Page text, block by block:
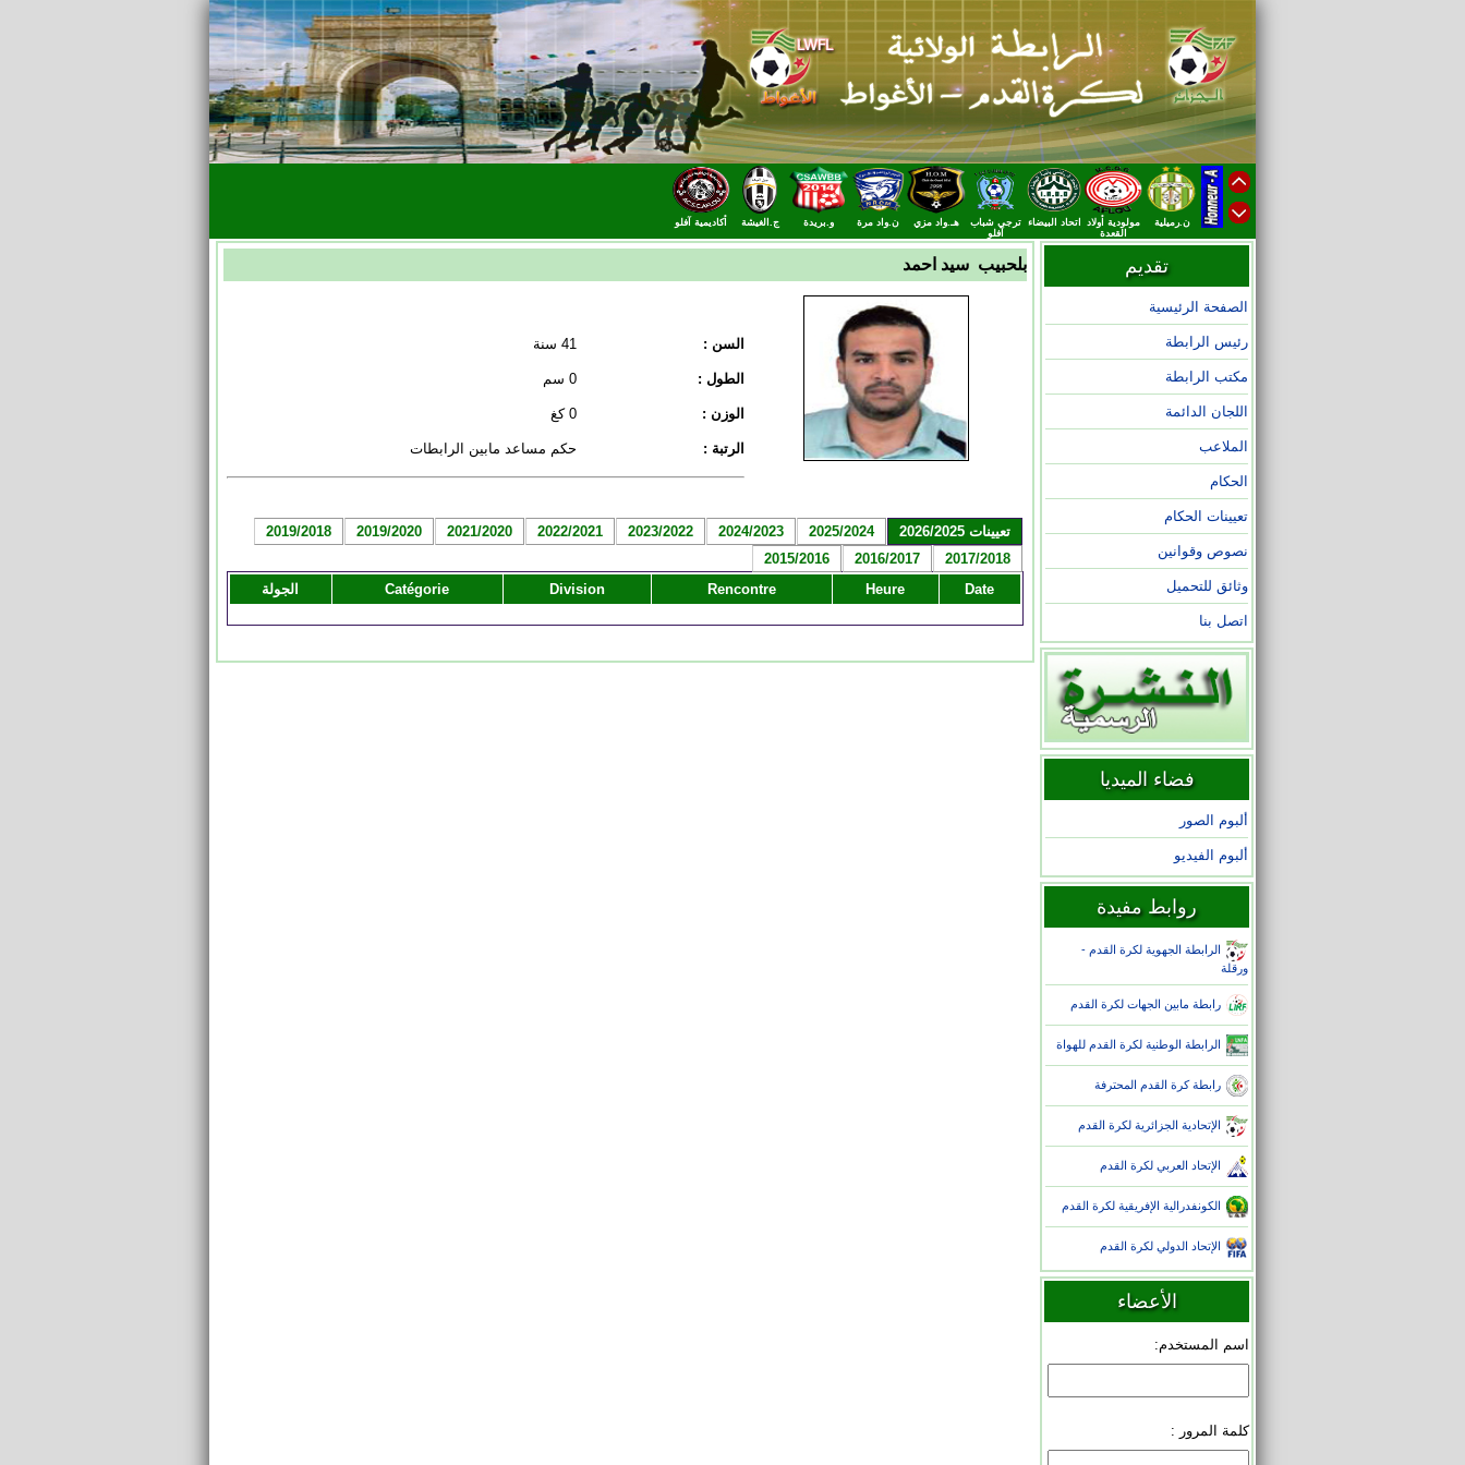
ن.رميلية
مولودية أولاد
القعدة
اتحاد البيضاء
ترجي شباب
آفلو
هـ.واد مزي ن.واد مرة و.بريدة ج.الغيشة أكاديمية آفلو
تقديم
الصفحة الرئيسية
رئيس الرابطة
مكتب الرابطة
اللجان الدائمة
الملاعب
الحكام
تعيينات الحكام
نصوص وقوانين
وثائق للتحميل
اتصل بنا
فضاء الميديا
ألبوم الصور
ألبوم الفيديو
روابط مفيدة
الرابطة الجهوية لكرة القدم -
ورقلة
رابطة مابين الجهات لكرة القدم
الرابطة الوطنية لكرة القدم للهواة
رابطة كرة القدم المحترفة
الإتحادية الجزائرية لكرة القدم
الإتحاد العربي لكرة القدم
الكونفدرالية الإفريقية لكرة القدم
الإتحاد الدولي لكرة القدم
الأعضاء
اسم المستخدم:
كلمة المرور :
بلحبيب سيد احمد
السن : 41 سنة
الطول : 0 سم
الوزن : 0 كغ
الرتبة : حكم مساعد مابين الرابطات
تعيينات 2026/2025 2025/2024
2024/2023
2023/2022
2022/2021
2021/2020
2019/2020
2019/2018
2017/2018
2016/2017
2015/2016
Date
Heure
Rencontre
Division
Catégorie الجولة